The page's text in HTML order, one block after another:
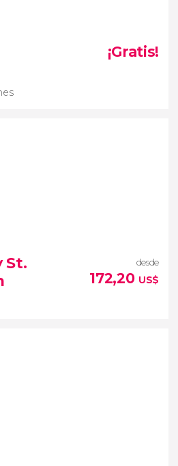
Museos Vaticanos y la Capilla
colas de acceso
¡Gratis!
capital de la Toscana
St.
desde
172,20 US$